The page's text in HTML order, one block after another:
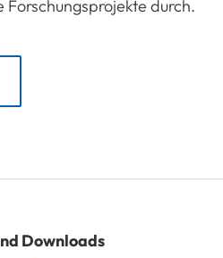
durch.
Downloads